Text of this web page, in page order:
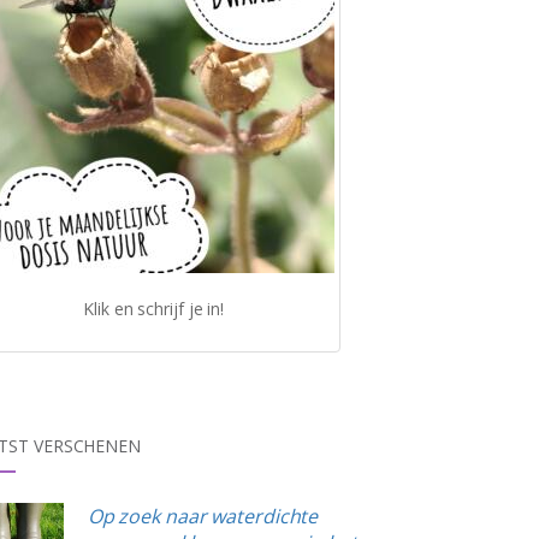
Klik en schrijf je in!
VERSCHENEN
Op zoek naar waterdichte